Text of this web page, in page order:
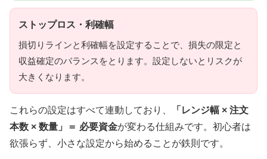
ストップロス・利確幅
損切りラインと利確幅を設定することで、損失の限定と
収益確定のバランスをとります。設定しないとリスクが
大きくなります。
これらの設定はすべて連動しており、
「レンジ幅 × 注文
本数 × 数量」＝ 必要資金が変わる仕組みです。初心者は
欲張らず、小さな設定から始めることが鉄則です。